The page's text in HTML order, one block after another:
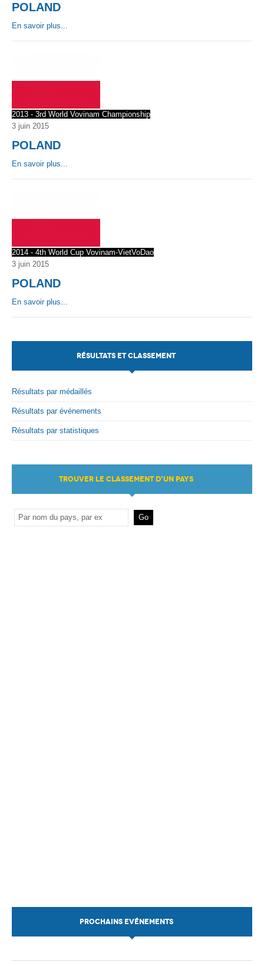
Par Statistiques
DOCUMENT
Thema
Découvrir
POLAND
En savoir plus...
2013 - 3rd World Vovinam Championship
3 juin 2015
POLAND
En savoir plus...
2014 - 4th World Cup Vovinam-VietVoDao
3 juin 2015
POLAND
En savoir plus...
RÉSULTATS ET CLASSEMENT
Résultats par médaillés
Résultats par événements
Résultats par statistiques
TROUVER LE CLASSEMENT D'UN PAYS
PROCHAINS EVÉNEMENTS